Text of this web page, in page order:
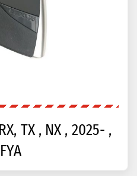
TX , NX , 2025- ,